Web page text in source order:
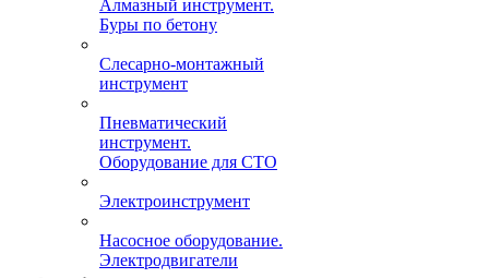
Алмазный инструмент.
Буры по бетону
Слесарно-монтажный
инструмент
Пневматический
инструмент.
Оборудование для СТО
Электроинструмент
Насосное оборудование.
Электродвигатели